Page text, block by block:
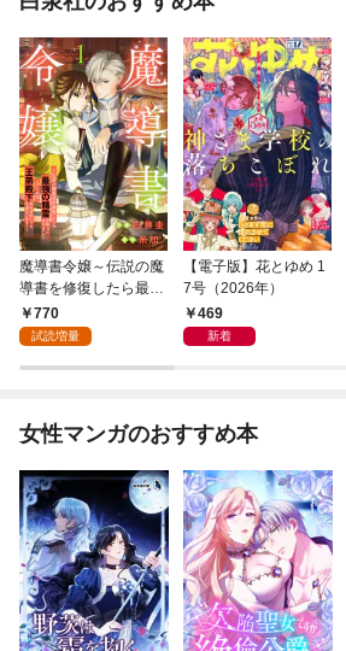
魔導書令嬢～伝説の魔
導書を修復したら最強
の精霊が味方になりま
した（クールな王弟殿
にいます）～【おまけ
巻
770
試読増量
【電子版】花とゆめ 1
7号（2026年）
469
新着
女性マンガのおすすめ本